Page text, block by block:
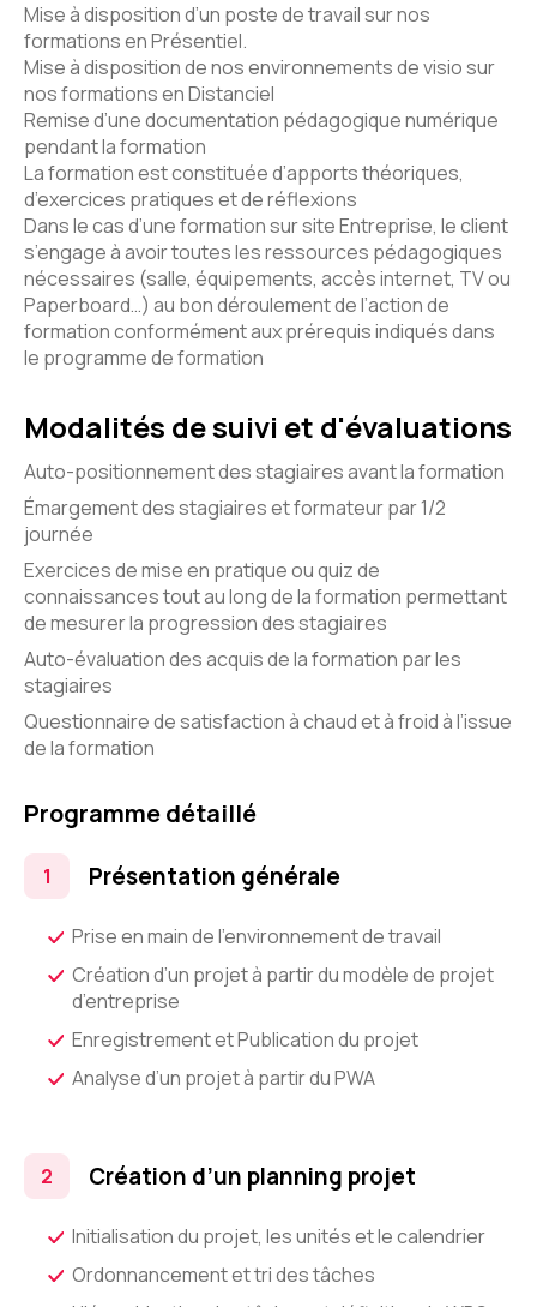
Mise à disposition d’un poste de travail sur nos
formations en Présentiel.
Mise à disposition de nos environnements de visio sur
nos formations en Distanciel
Remise d’une documentation pédagogique numérique
pendant la formation
La formation est constituée d’apports théoriques,
d’exercices pratiques et de réflexions
Dans le cas d’une formation sur site Entreprise, le client
s’engage à avoir toutes les ressources pédagogiques
nécessaires (salle, équipements, accès internet, TV ou
Paperboard…) au bon déroulement de l’action de
formation conformément aux prérequis indiqués dans
le programme de formation
Modalités de suivi et d'évaluations
Auto-positionnement des stagiaires avant la formation
Émargement des stagiaires et formateur par 1/2
journée
Exercices de mise en pratique ou quiz de
connaissances tout au long de la formation permettant
de mesurer la progression des stagiaires
Auto-évaluation des acquis de la formation par les
stagiaires
Questionnaire de satisfaction à chaud et à froid à l’issue
de la formation
Programme détaillé
Présentation générale
Prise en main de l’environnement de travail
Création d’un projet à partir du modèle de projet
d’entreprise
Enregistrement et Publication du projet
Analyse d’un projet à partir du PWA
Création d’un planning projet
Initialisation du projet, les unités et le calendrier
Ordonnancement et tri des tâches